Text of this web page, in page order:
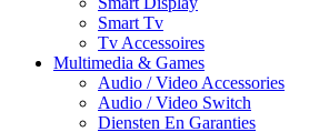
Smart Tv
Tv Accessoires
Multimedia & Games
Audio / Video Accessories
Audio / Video Switch
Diensten En Garanties